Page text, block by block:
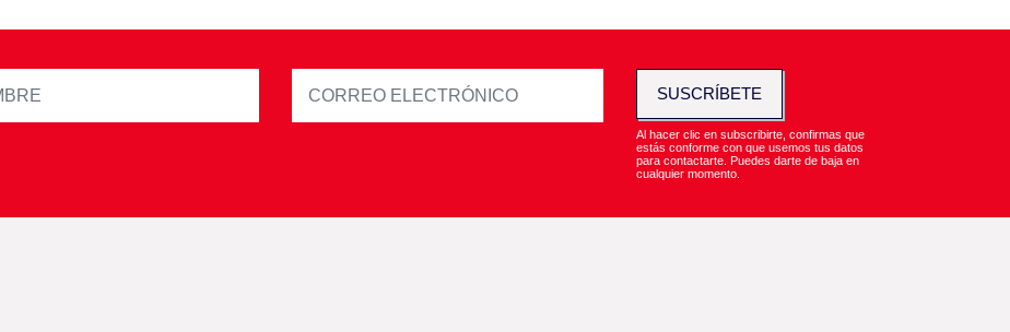
SUSCRÍBETE
Al hacer clic en subscribirte, confirmas que
estás conforme con que usemos tus datos
para contactarte. Puedes darte de baja en
cualquier momento.